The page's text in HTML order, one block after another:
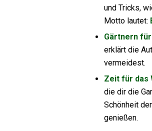
und Tricks,
Motto lautet:
Gärtnern
erklärt die
vermeidest.
Zeit für das
die dir die
Schönheit
genießen.